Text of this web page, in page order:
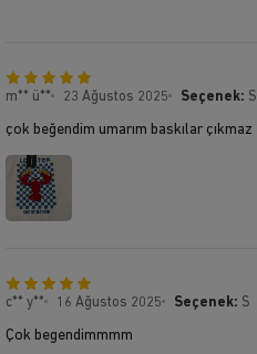
m** ü** 23 Ağustos 2025 Seçenek: S
çok beğendim umarım baskılar çıkmaz
c** y** 16 Ağustos 2025 Seçenek: S
Çok begendimmmm